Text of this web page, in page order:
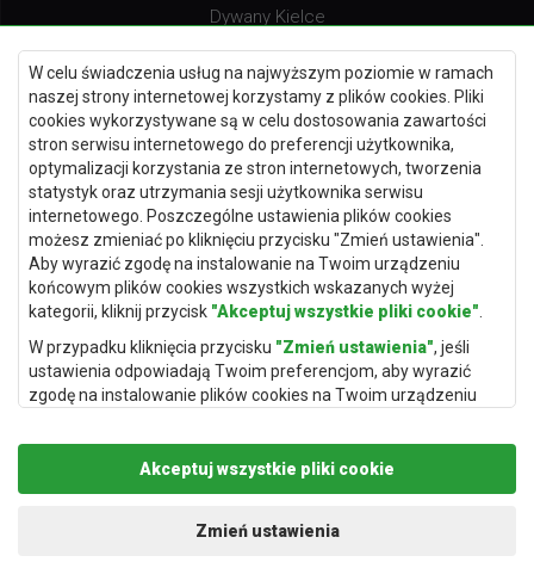
W celu świadczenia usług na najwyższym poziomie w ramach
naszej strony internetowej korzystamy z plików cookies. Pliki
cookies wykorzystywane są w celu dostosowania zawartości
stron serwisu internetowego do preferencji użytkownika,
optymalizacji korzystania ze stron internetowych, tworzenia
statystyk oraz utrzymania sesji użytkownika serwisu
internetowego. Poszczególne ustawienia plików cookies
możesz zmieniać po kliknięciu przycisku "Zmień ustawienia".
Aby wyrazić zgodę na instalowanie na Twoim urządzeniu
końcowym plików cookies wszystkich wskazanych wyżej
kategorii, kliknij przycisk "Akceptuj wszystkie pliki cookie"
W przypadku kliknięcia przycisku "Zmień ustawienia", jeśli
ustawienia odpowiadają Twoim preferencjom, aby wyrazić
zgodę na instalowanie plików cookies na Twoim urządzeniu
"Zapisz i zaakceptuj".
Podstawą przetwarzania danych osobowych, w zakresie w
administratora danych osobowych (Rugito Radosław Bartosik z
Akceptuj wszystkie pliki cookie
Zmień ustawienia
Dywany Kielce
Dywany Gdańsk
Dywany Toruń
Dywany Bydgoszcz
Dywany Łódź
Dywany Katowice
Dywany Rzeszów
Dywany Częstochowa
Projekt i realizacja:dimax.pl